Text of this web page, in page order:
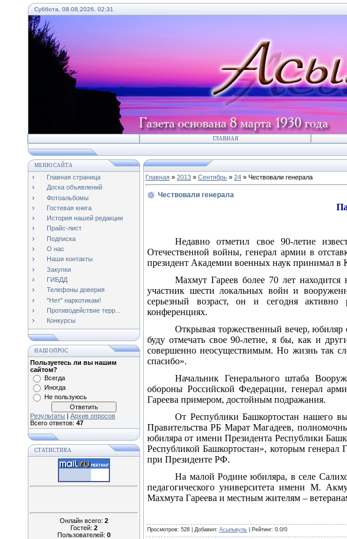
Суббота, 08.08.2026, 02:31
ГЛАВНАЯ
МЕНЮ САЙТА
Главная страница
Доска объявлений
Фотоальбомы
Гостевая книга
История нашей редакции
Прайс-лист
Подписка
О нас
Наши контакты
Закупки
ГИБДД
Телефоны доверия
"Нет" наркотикам!
Противодействие терр...
Конкурсы
НАШ ОПРОС
Пользуетесь ли вы нашим
сайтом?
Всегда
Иногда
Не пользуюсь
Результаты | Архив опросов
Всего ответов: 47
СТАТИСТИКА
Онлайн всего: 2
Гостей: 2
Пользователей: 0
Главная » 2013 » Сентябрь » 24 » Чествовали генерала
Чествовали генерала
Недавно отметил свое 90-летие
Отечественной войны, генерал армии в
президент Академии военных наук принимал
Махмут Гареев более 70 лет находится
участник шести локальных войн и
серьезный возраст, он и сегодня активно
конференциях.
Открывая торжественный вечер, юбиляр
буду отмечать свое 90-летие, я бы, как и
совершенно неосуществимым. Но жизнь так
спасибо».
Начальник Генерального штаба
обороны Российской Федерации, генерал
Гареева примером, достойным подражания.
От Республики Башкортостан нашего
Правительства РБ Марат Магадеев,
юбиляра от имени Президента Республики
Республикой Башкортостан», которым
при Президенте РФ.
На малой Родине юбиляра, в селе
педагогического университета имени М.
Махмута Гареева и местным жителям –
Просмотров: 528 | Добавил: Асылыкуль Рейтинг: 0.0/0